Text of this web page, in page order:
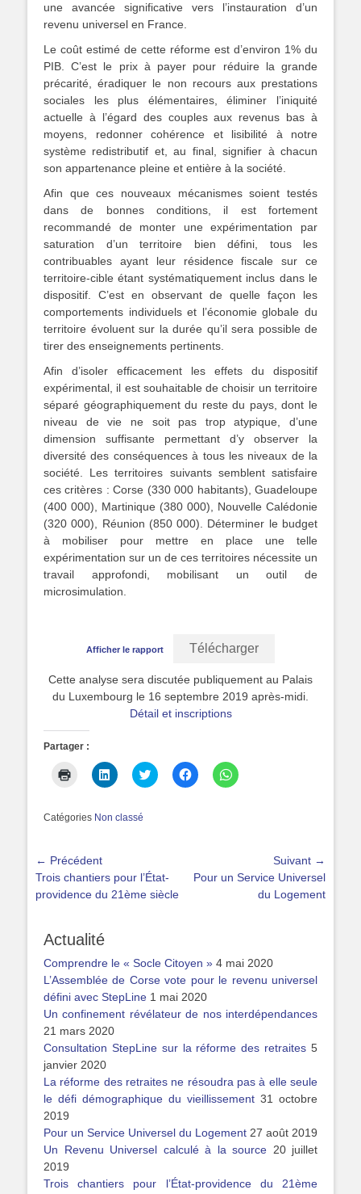
une avancée significative vers l’instauration d’un
revenu universel en France.
Le coût estimé de cette réforme est d’environ 1% du
PIB. C’est le prix à payer pour réduire la grande
précarité, éradiquer le non recours aux prestations
sociales les plus élémentaires, éliminer l’iniquité
actuelle à l’égard des couples aux revenus bas à
moyens, redonner cohérence et lisibilité à notre
système redistributif et, au final, signifier à chacun
son appartenance pleine et entière à la société.
Afin que ces nouveaux mécanismes soient testés
dans de bonnes conditions, il est fortement
recommandé de monter une expérimentation par
saturation d’un territoire bien défini, tous les
contribuables ayant leur résidence fiscale sur ce
territoire-cible étant systématiquement inclus dans le
dispositif. C’est en observant de quelle façon les
comportements individuels et l’économie globale du
territoire évoluent sur la durée qu’il sera possible de
tirer des enseignements pertinents.
Afin d’isoler efficacement les effets du dispositif
expérimental, il est souhaitable de choisir un territoire
séparé géographiquement du reste du pays, dont le
niveau de vie ne soit pas trop atypique, d’une
dimension suffisante permettant d’y observer la
diversité des conséquences à tous les niveaux de la
société. Les territoires suivants semblent satisfaire
ces critères : Corse (330 000 habitants), Guadeloupe
(400 000), Martinique (380 000), Nouvelle Calédonie
(320 000), Réunion (850 000). Déterminer le budget
à mobiliser pour mettre en place une telle
expérimentation sur un de ces territoires nécessite un
travail approfondi, mobilisant un outil de
microsimulation.
Afficher le rapport Télécharger
Cette analyse sera discutée publiquement au Palais
du Luxembourg le 16 septembre 2019 après-midi.
Détail et inscriptions
Partager :
Cliquer
pour
une
nouvelle
Cliquez
pour
LinkedIn(ouvre
dans
Cliquez
pour
Cliquez
pour
Cliquez
pour
Catégories Non classé
Navigation
de
l’article
← Précédent
Article
précédent :
Trois chantiers pour l’État-
providence du 21ème siècle
Suivant →
Article
Pour un Service Universel
du Logement
Actualité
Comprendre le « Socle Citoyen » 4 mai 2020
L’Assemblée de Corse vote pour le revenu universel
défini avec StepLine 1 mai 2020
Un confinement révélateur de nos interdépendances
21 mars 2020
Consultation StepLine sur la réforme des retraites 5
janvier 2020
La réforme des retraites ne résoudra pas à elle seule
le défi démographique du vieillissement 31 octobre
2019
Pour un Service Universel du Logement 27 août 2019
Un Revenu Universel calculé à la source 20 juillet
2019
Trois chantiers pour l’État-providence du 21ème